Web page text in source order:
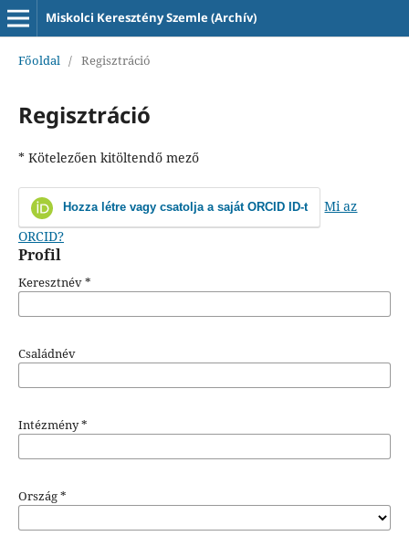
Miskolci Keresztény Szemle (Archív)
Főoldal / Regisztráció
Regisztráció
* Kötelezően kitöltendő mező
Hozza létre vagy csatolja a saját ORCID ID-t
Mi az
ORCID?
Profil
Keresztnév*
Családnév
Intézmény*
Ország*